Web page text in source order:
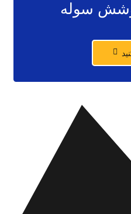
سوله